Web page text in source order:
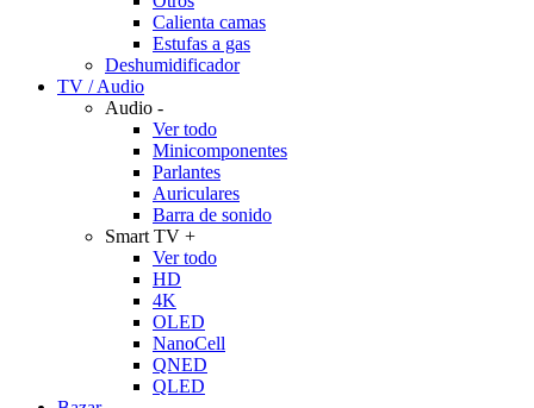
Calienta camas
Estufas a gas
Deshumidificador
TV / Audio
Audio -
Ver todo
Minicomponentes
Parlantes
Auriculares
Barra de sonido
Smart TV +
Ver todo
HD
4K
OLED
NanoCell
QNED
QLED